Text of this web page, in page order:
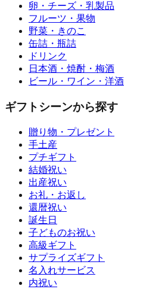
卵・チーズ・乳製品
フルーツ・果物
野菜・きのこ
缶詰・瓶詰
ドリンク
日本酒・焼酎・梅酒
ビール・ワイン・洋酒
ギフトシーンから探す
贈り物・プレゼント
手土産
プチギフト
結婚祝い
出産祝い
お礼・お返し
還暦祝い
誕生日
子どものお祝い
高級ギフト
サプライズギフト
名入れサービス
内祝い